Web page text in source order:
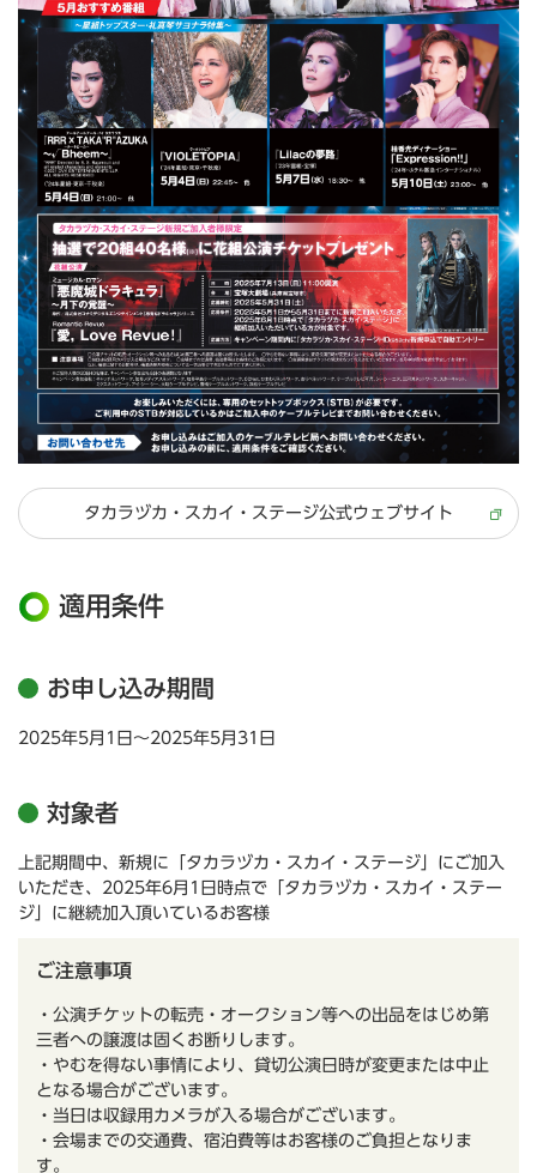
タカラヅカ・スカイ・ステージ公式ウェブサイト
適用条件
お申し込み期間
2025年5月1日～2025年5月31日
対象者
上記期間中、新規に「タカラヅカ・スカイ・ステージ」にご加入
いただき、2025年6月1日時点で「タカラヅカ・スカイ・ステー
ジ」に継続加入頂いているお客様
ご注意事項
・公演チケットの転売・オークション等への出品をはじめ第
三者への譲渡は固くお断りします。
・やむを得ない事情により、貸切公演日時が変更または中止
となる場合がございます。
・当日は収録用カメラが入る場合がございます。
・会場までの交通費、宿泊費等はお客様のご負担となりま
す。